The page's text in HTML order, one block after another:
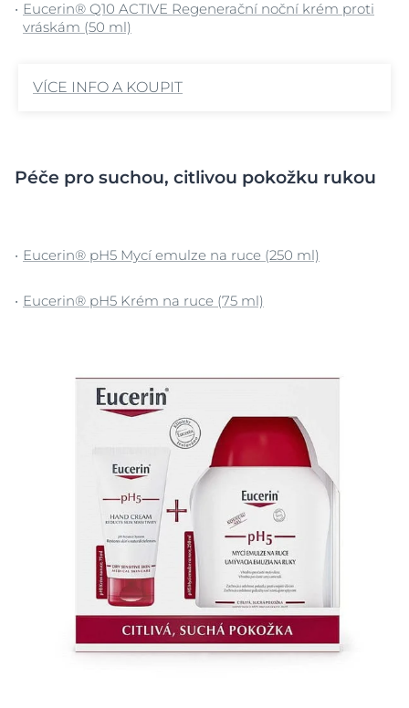
Eucerin® Q10 ACTIVE Regenerační noční krém proti
vráskám (50 ml)
VÍCE INFO A KOUPIT
Péče pro suchou, citlivou pokožku rukou
Eucerin® pH5 Mycí emulze na ruce (250 ml)
Eucerin® pH5 Krém na ruce (75 ml)